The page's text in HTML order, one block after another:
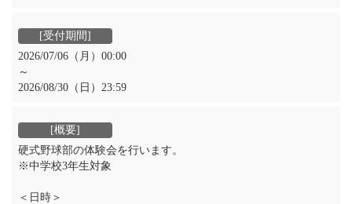
2026/07/06（月）00:00
～
2026/08/30（日）23:59
硬式野球部の体験会を行います。
※中学校3年生対象
＜日時＞